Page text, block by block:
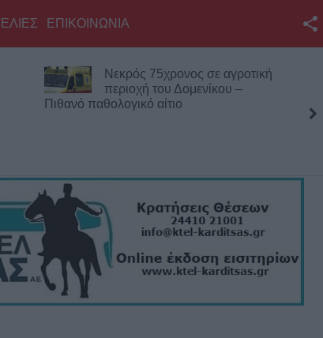
Twitter
RSS
Επικοινωνία με το
KarditsaLive.Net
ΕΠΙΚΟΙΝΩΝΙΑ
Νεκρός 75χρονος σε αγροτική
περιοχή του Δομενίκου –
Πιθανό παθολογικό αίτιο